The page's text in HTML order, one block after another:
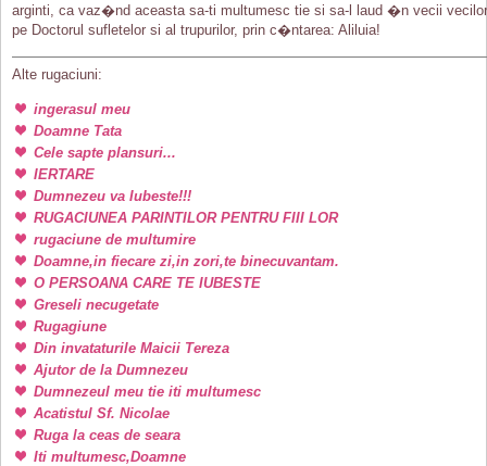
arginti, ca vaz�nd aceasta sa-ti multumesc tie si sa-l laud �n vecii vecilor
pe Doctorul sufletelor si al trupurilor, prin c�ntarea: Aliluia!
Alte rugaciuni:
ingerasul meu
Doamne Tata
Cele sapte plansuri...
IERTARE
Dumnezeu va Iubeste!!!
RUGACIUNEA PARINTILOR PENTRU FIII LOR
rugaciune de multumire
Doamne,in fiecare zi,in zori,te binecuvantam.
O PERSOANA CARE TE IUBESTE
Greseli necugetate
Rugagiune
Din invataturile Maicii Tereza
Ajutor de la Dumnezeu
Dumnezeul meu tie iti multumesc
Acatistul Sf. Nicolae
Ruga la ceas de seara
Iti multumesc,Doamne